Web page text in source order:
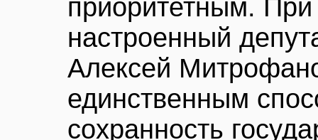
приоритетным. При
настроенный
Алексей
единственным
сохранность